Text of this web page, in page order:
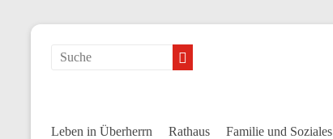
Leben in Überherrn Rathaus Familie und Soziales